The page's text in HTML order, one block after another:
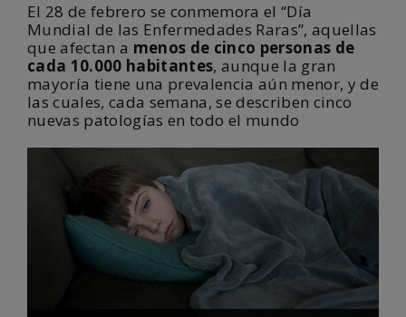
El 28 de febrero se conmemora el “Día
Mundial de las Enfermedades Raras”, aquellas
que afectan a menos de cinco personas de
cada 10.000 habitantes, aunque la gran
mayoría tiene una prevalencia aún menor, y de
las cuales, cada semana, se describen cinco
nuevas patologías en todo el mundo